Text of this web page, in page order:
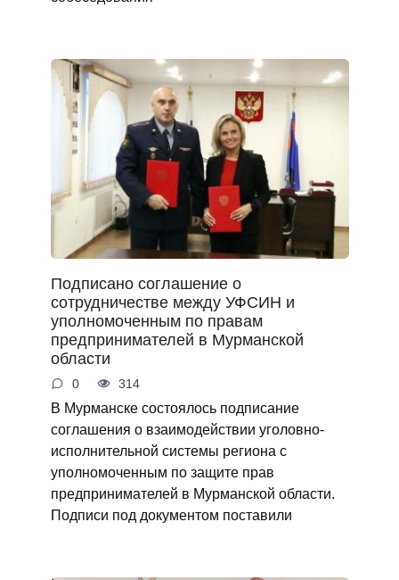
Подписано соглашение о
сотрудничестве между УФСИН и
уполномоченным по правам
предпринимателей в Мурманской
области
0 314
В Мурманске состоялось подписание
соглашения о взаимодействии уголовно-
исполнительной системы региона с
уполномоченным по защите прав
предпринимателей в Мурманской области.
Подписи под документом поставили